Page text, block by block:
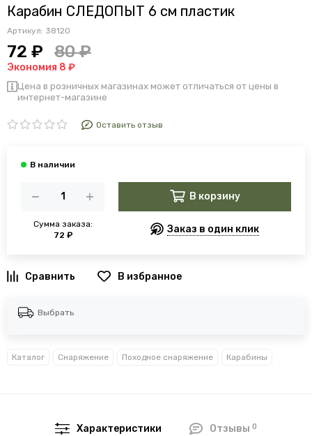
Карабин СЛЕДОПЫТ 6 см пластик
Артикул: 38120
72 ₽ 80 ₽
Экономия 8 ₽
Цена в розничных магазинах может отличаться от цены в
интернет-магазине
Оставить отзыв
Сумма заказа:
72 ₽
В корзину
Заказ в один клик
В избранное
Выбрать
Каталог Снаряжение Походное снаряжение Карабины
Характеристики Отзывы 0